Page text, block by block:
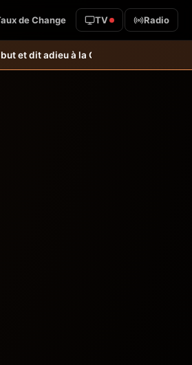
de Change TV Radio
&#8211; Haiti-Tempo